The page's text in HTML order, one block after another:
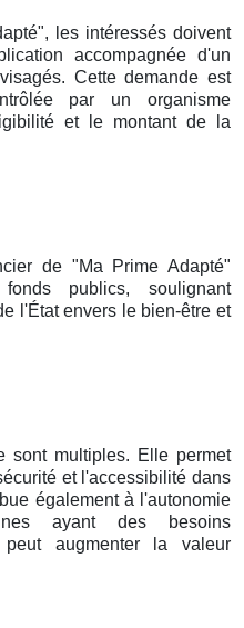
les intéressés doivent
accompagnée d'un
Cette demande est
par un organisme
et le montant de la
de "Ma Prime Adapté"
publics, soulignant
l'État envers le bien-être et
sont multiples. Elle permet
et l'accessibilité dans
également à l'autonomie
ayant des besoins
augmenter la valeur